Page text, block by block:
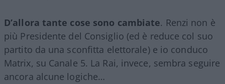
D’allora tante cose sono cambiate. Renzi non è
più Presidente del Consiglio (ed è reduce col suo
partito da una sconfitta elettorale) e io conduco
Matrix, su Canale 5. La Rai, invece, sembra seguire
ancora alcune logiche…